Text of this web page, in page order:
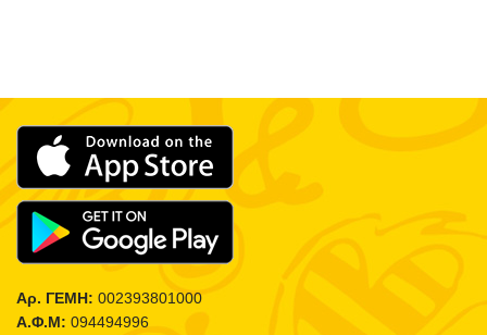
Αρ. ΓΕΜΗ: 002393801000
Α.Φ.Μ: 094494996